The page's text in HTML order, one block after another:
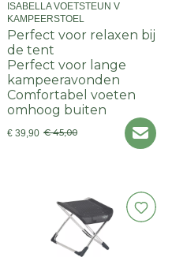
ISABELLA VOETSTEUN V
KAMPEERSTOEL
Perfect voor relaxen bij
de tent
Perfect voor lange
kampeeravonden
Comfortabel voeten
omhoog buiten
€ 39,90 € 45,00